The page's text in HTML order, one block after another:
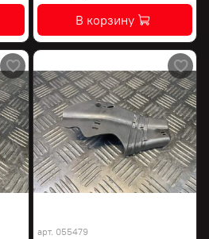
В корзину
арт. 055479